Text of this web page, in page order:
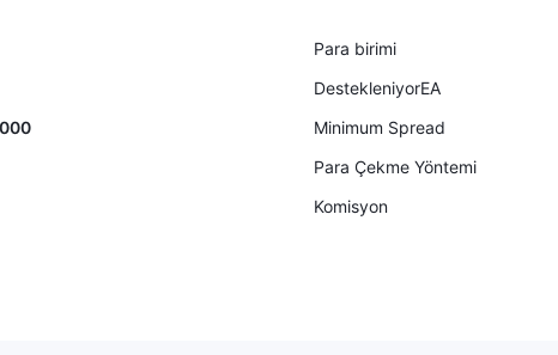
Para birimi
DestekleniyorEA
Minimum Spread
Para Çekme Yöntemi
Komisyon